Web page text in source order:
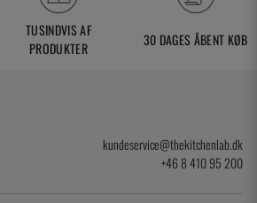
TUSINDVIS AF
PRODUKTER
30 DAGES ÅBENT KØB
kundeservice@thekitchenlab.dk
+46 8 410 95 200